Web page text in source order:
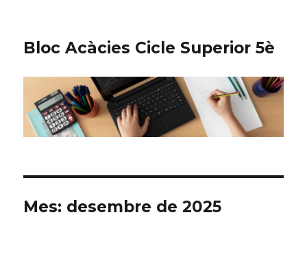
Bloc Acàcies Cicle Superior 5è
Mes: desembre de 2025